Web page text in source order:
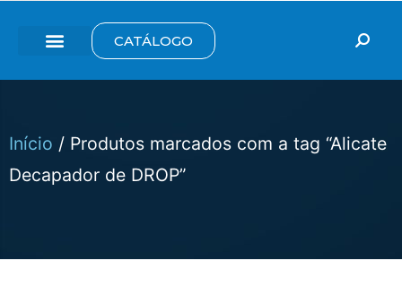
CATÁLOGO
Início / Produtos marcados com a tag “Alicate
Decapador de DROP”